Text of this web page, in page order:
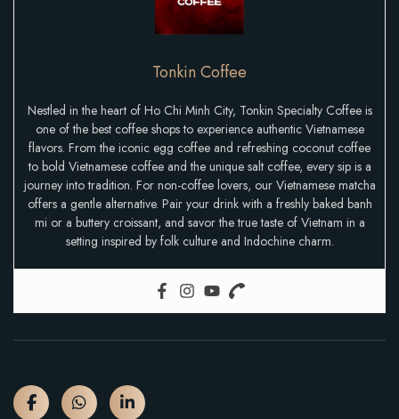
Tonkin Coffee
Nestled in the heart of Ho Chi Minh City, Tonkin Specialty Coffee is
one of the best coffee shops to experience authentic Vietnamese
flavors. From the iconic egg coffee and refreshing coconut coffee
to bold Vietnamese coffee and the unique salt coffee, every sip is a
journey into tradition. For non-coffee lovers, our Vietnamese matcha
offers a gentle alternative. Pair your drink with a freshly baked banh
mi or a buttery croissant, and savor the true taste of Vietnam in a
setting inspired by folk culture and Indochine charm.